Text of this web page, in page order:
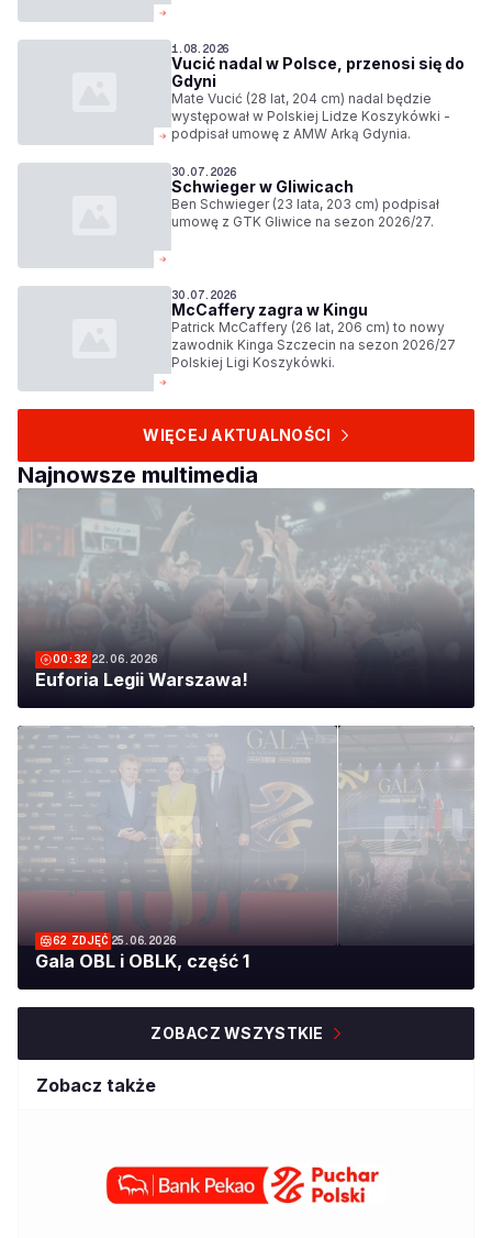
1.08.2026
Vucić nadal w Polsce, przenosi się do
Gdyni
Mate Vucić (28 lat, 204 cm) nadal będzie
występował w Polskiej Lidze Koszykówki -
podpisał umowę z AMW Arką Gdynia.
30.07.2026
Schwieger w Gliwicach
Ben Schwieger (23 lata, 203 cm) podpisał
umowę z GTK Gliwice na sezon 2026/27.
30.07.2026
McCaffery zagra w Kingu
Patrick McCaffery (26 lat, 206 cm) to nowy
zawodnik Kinga Szczecin na sezon 2026/27
Polskiej Ligi Koszykówki.
WIĘCEJ AKTUALNOŚCI
Najnowsze multimedia
00:32 22.06.2026
Euforia Legii Warszawa!
62ZDJĘĆ 25.06.2026
Gala OBL i OBLK, część 1
ZOBACZ WSZYSTKIE
Zobacz także